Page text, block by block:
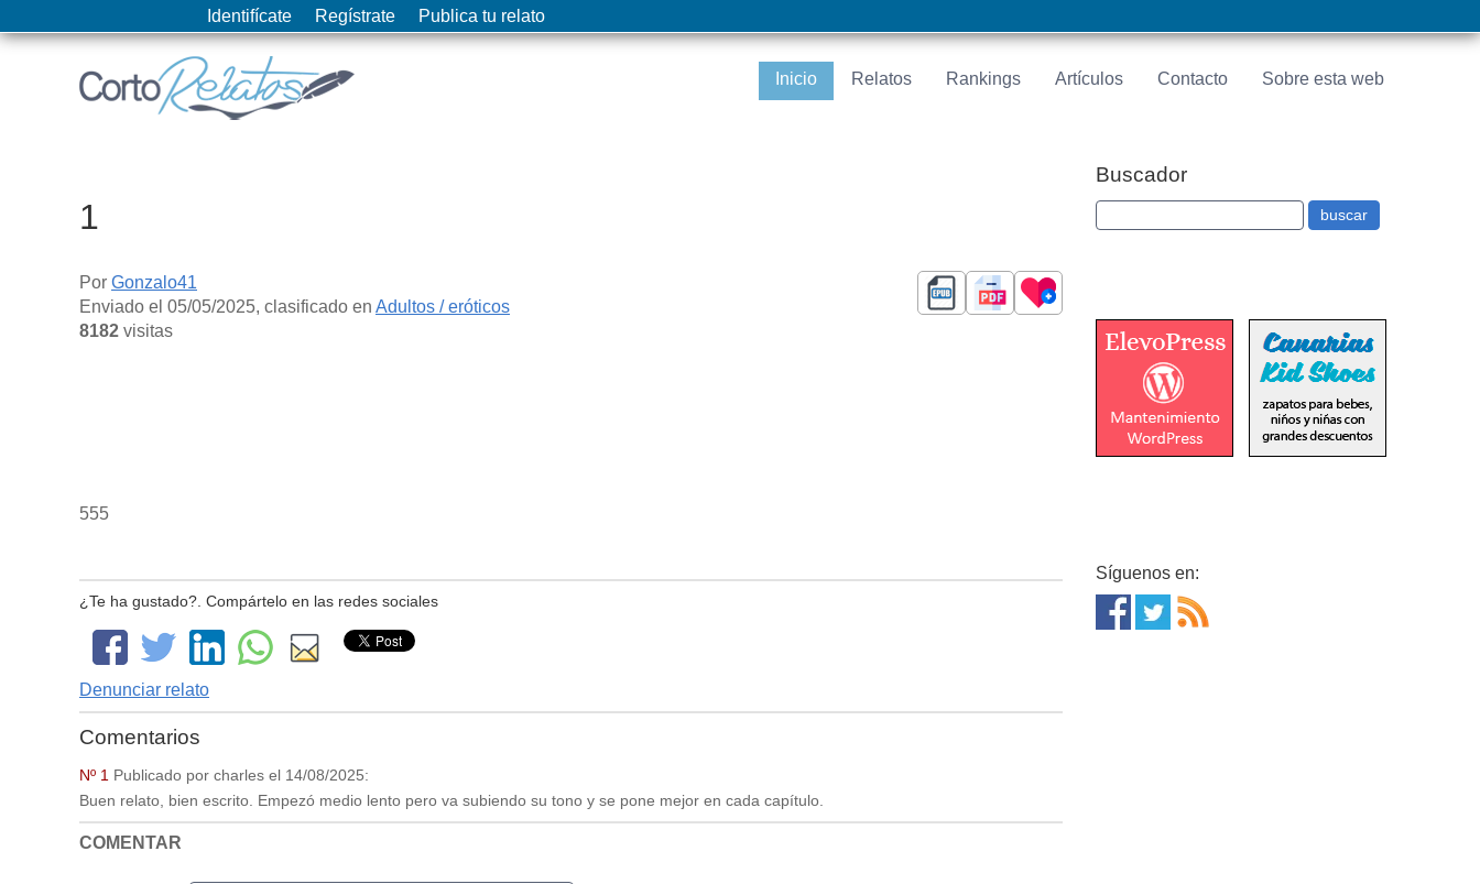
Identifícate Regístrate Publica tu relato
Inicio Relatos Rankings Artículos Contacto Sobre esta web
1
Por Gonzalo41
Enviado el 05/05/2025, clasificado en Adultos / eróticos
8182 visitas
555
¿Te ha gustado?. Compártelo en las redes sociales
Denunciar relato
Comentarios
Nº 1 Publicado por charles el 14/08/2025:
Buen relato, bien escrito. Empezó medio lento pero va subiendo su tono y se pone mejor en cada capítulo.
COMENTAR
Buscador
Síguenos en: